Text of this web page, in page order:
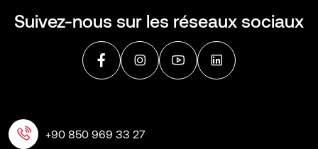
Suivez-nous sur les réseaux sociaux
+90 850 969 33 27